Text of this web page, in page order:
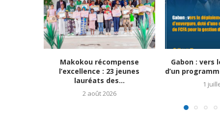
Makokou récompense
l’excellence : 23 jeunes
lauréats des...
2 août 2026
Gabon : vers
d’un
1